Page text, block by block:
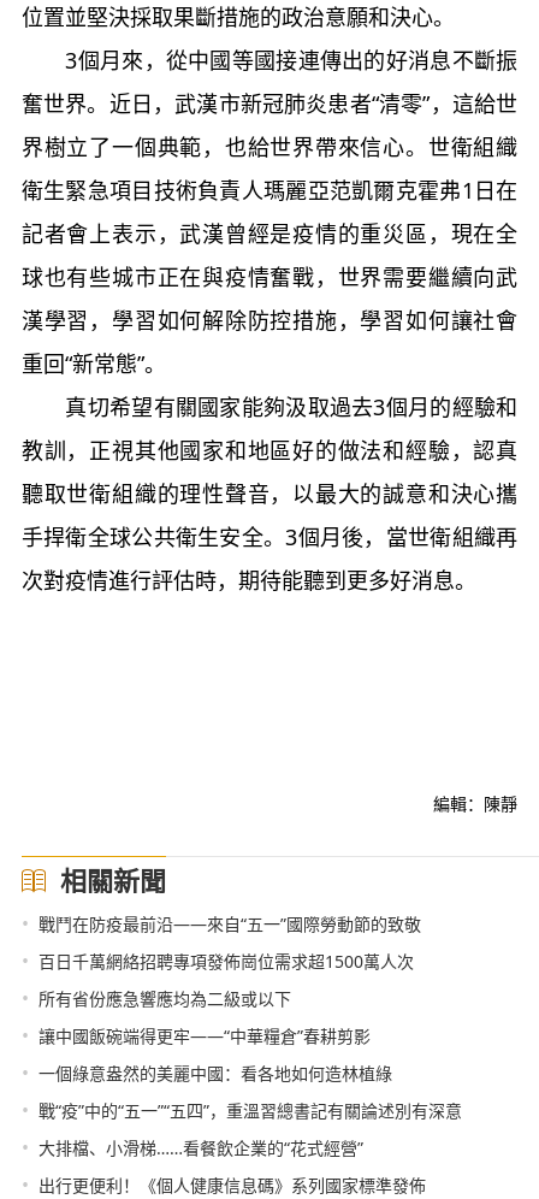
位置並堅決採取果斷措施的政治意願和決心。
3個月來，從中國等國接連傳出的好消息不斷振
奮世界。近日，武漢市新冠肺炎患者“清零”，這給世
界樹立了一個典範，也給世界帶來信心。世衛組織
衛生緊急項目技術負責人瑪麗亞范凱爾克霍弗1日在
記者會上表示，武漢曾經是疫情的重災區，現在全
球也有些城市正在與疫情奮戰，世界需要繼續向武
漢學習，學習如何解除防控措施，學習如何讓社會
重回“新常態”。
真切希望有關國家能夠汲取過去3個月的經驗和
教訓，正視其他國家和地區好的做法和經驗，認真
聽取世衛組織的理性聲音，以最大的誠意和決心攜
手捍衛全球公共衛生安全。3個月後，當世衛組織再
次對疫情進行評估時，期待能聽到更多好消息。
編輯：陳靜
相關新聞
• 戰鬥在防疫最前沿——來自“五一”國際勞動節的致敬
• 百日千萬網絡招聘專項發佈崗位需求超1500萬人次
• 所有省份應急響應均為二級或以下
• 讓中國飯碗端得更牢——“中華糧倉”春耕剪影
• 一個綠意盎然的美麗中國：看各地如何造林植綠
• 戰“疫”中的“五一”“五四”，重溫習總書記有關論述別有深意
• 大排檔、小滑梯……看餐飲企業的“花式經營”
• 出行更便利！《個人健康信息碼》系列國家標準發佈